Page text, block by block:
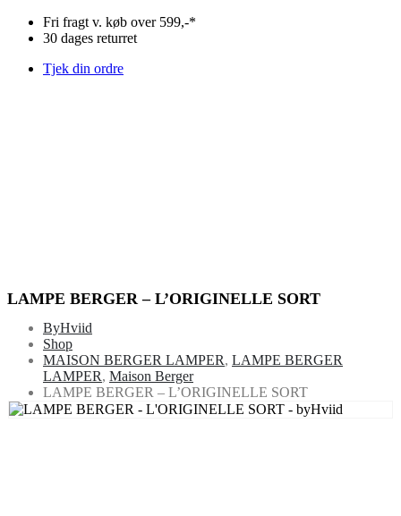
Fri fragt v. køb over 599,-*
30 dages returret
Tjek din ordre
LAMPE BERGER – L’ORIGINELLE SORT
ByHviid
Shop
MAISON BERGER LAMPER, LAMPE BERGER
LAMPER, Maison Berger
LAMPE BERGER – L’ORIGINELLE SORT